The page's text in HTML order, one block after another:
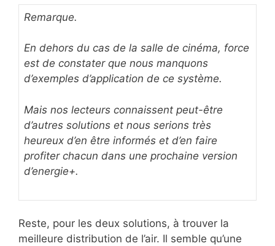
Remarque.
En dehors du cas de la salle de cinéma, force
est de constater que nous manquons
d’exemples d’application de ce système.
Mais nos lecteurs connaissent peut-être
d’autres solutions et nous serions très
heureux d’en être informés et d’en faire
profiter chacun dans une prochaine version
d’energie+.
Reste, pour les deux solutions, à trouver la
meilleure distribution de l’air. Il semble qu’une